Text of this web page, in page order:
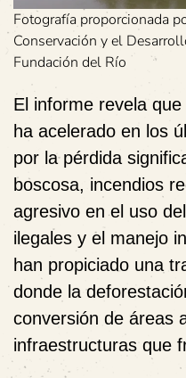
Fotografía proporcionada
Conservación y el
Fundación del Río
El informe revela
ha acelerado en los
por la pérdida
boscosa, incendios
agresivo en el uso
ilegales y el manejo
han propiciado una
donde la
conversión de áreas
infraestructuras que